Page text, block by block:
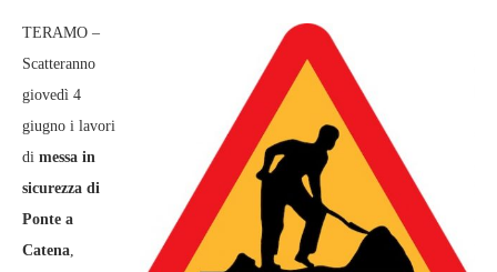
TERAMO –
Scatteranno
giovedì 4
giugno i lavori
di messa in
sicurezza di
Ponte a
Catena,